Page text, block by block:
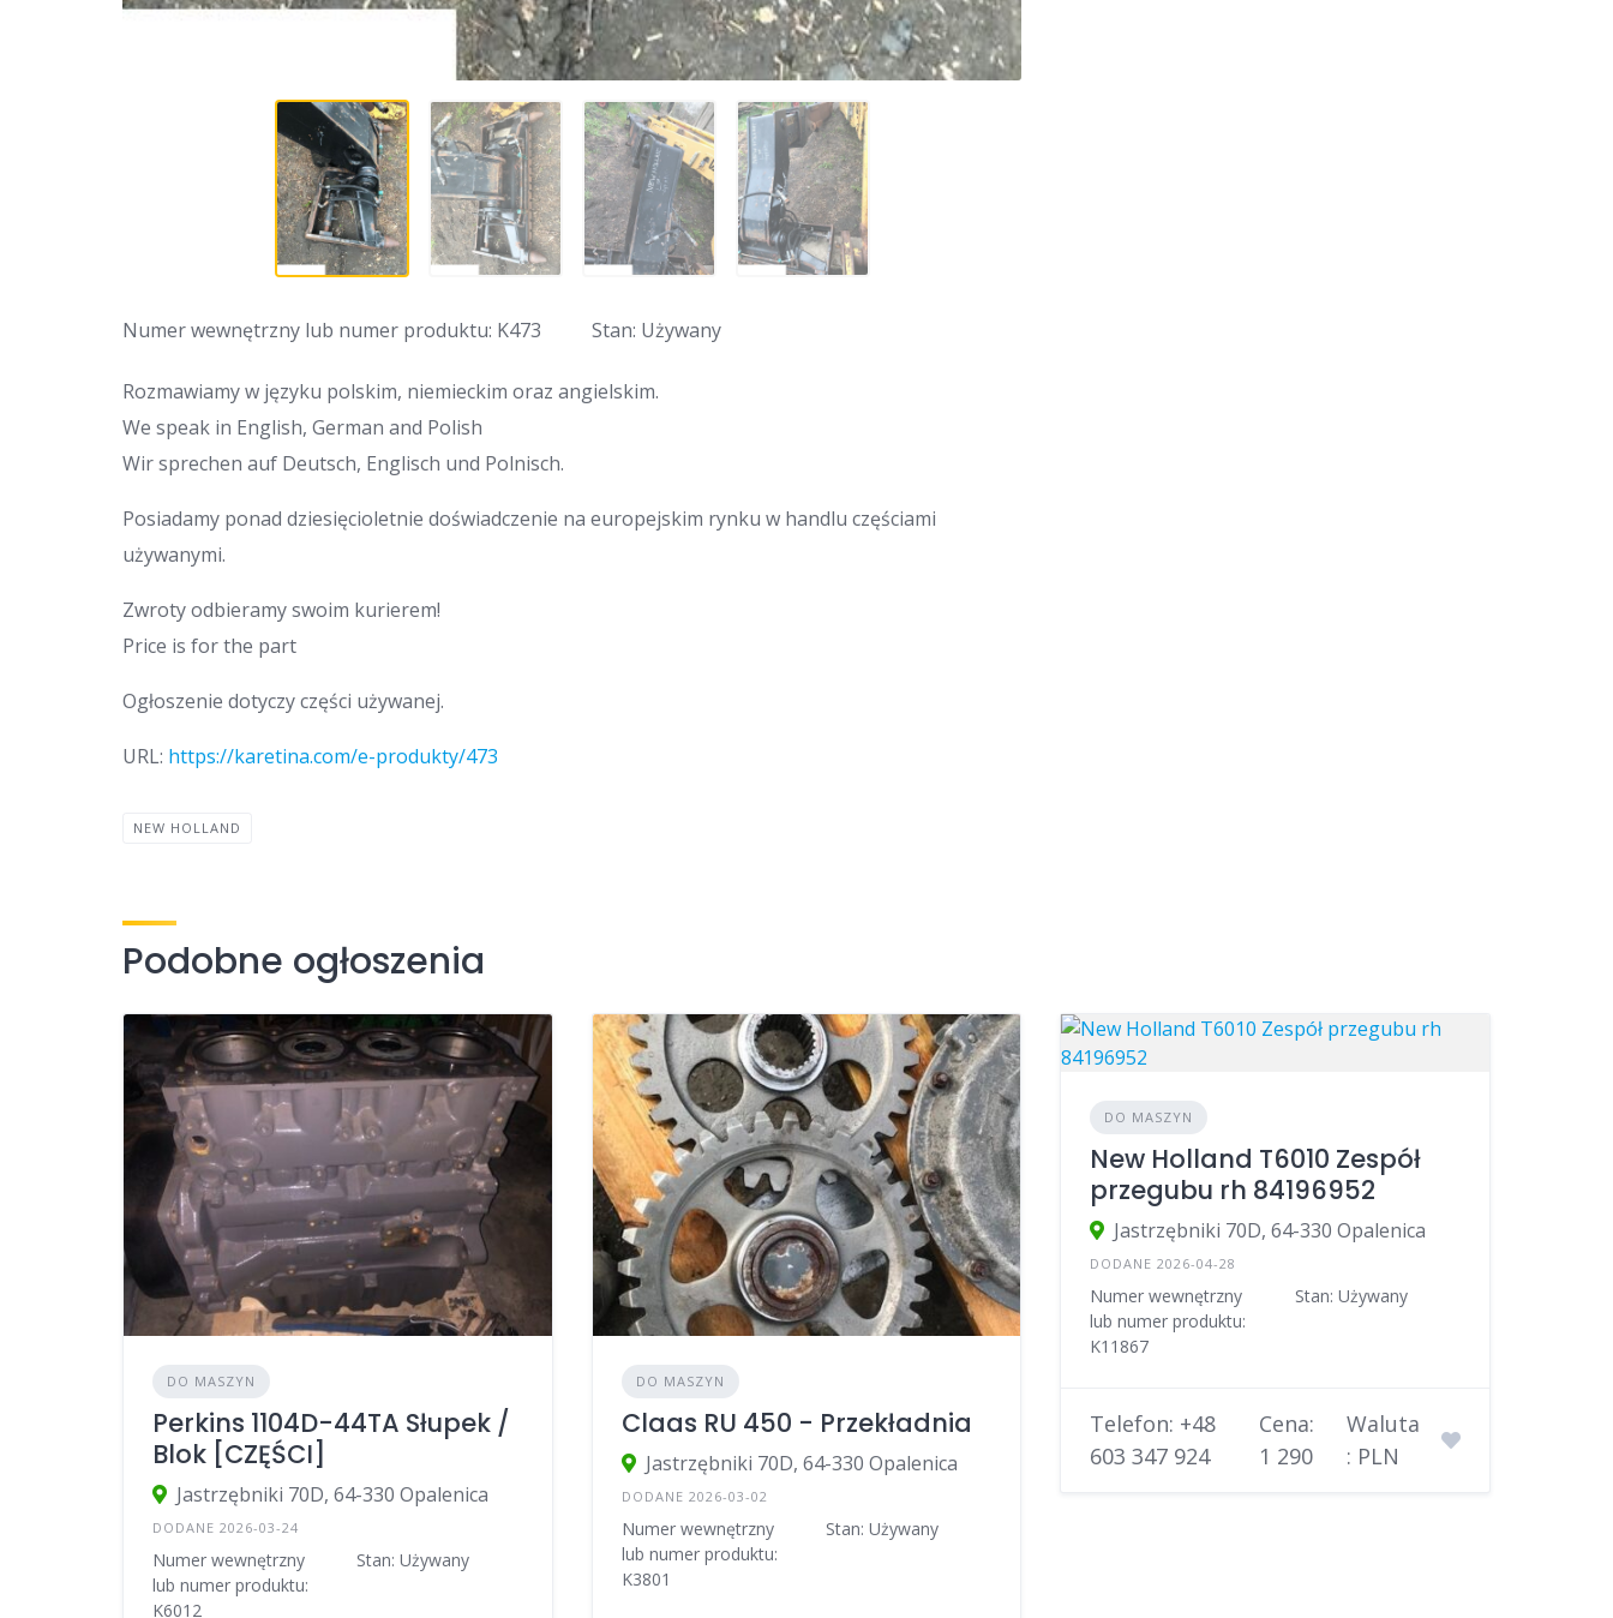
Numer wewnętrzny lub numer produktu: K473 Stan: Używany
Rozmawiamy w języku polskim, niemieckim oraz angielskim.
We speak in English, German and Polish
Wir sprechen auf Deutsch, Englisch und Polnisch.
Posiadamy ponad dziesięcioletnie doświadczenie na europejskim rynku w handlu częściami
używanymi.
Zwroty odbieramy swoim kurierem!
Price is for the part
Ogłoszenie dotyczy części używanej.
URL: https://karetina.com/e-produkty/473
NEW HOLLAND
Podobne ogłoszenia
DO MASZYN
Perkins 1104D-44TA Słupek /
Blok [CZĘŚCI]
Jastrzębniki 70D, 64-330 Opalenica
DODANE 2026-03-24
Numer wewnętrzny
lub numer produktu:
K6012
Stan: Używany
DO MASZYN
Claas RU 450 - Przekładnia
Jastrzębniki 70D, 64-330 Opalenica
DODANE 2026-03-02
Numer wewnętrzny
lub numer produktu:
K3801
Stan: Używany
DO MASZYN
New Holland T6010 Zespół
przegubu rh 84196952
Jastrzębniki 70D, 64-330 Opalenica
DODANE 2026-04-28
Numer wewnętrzny
lub numer produktu:
K11867
Stan: Używany
Telefon: +48
603 347 924
Cena:
1 290
Waluta
: PLN